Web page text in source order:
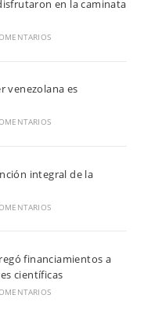
en la caminata
venezolana es
integral de la
financiamientos a
científicas